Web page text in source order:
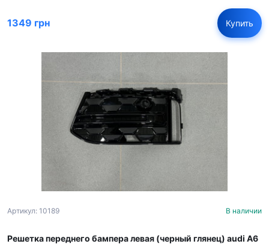
1349 грн Купить
Артикул: 10189 В наличии
Решетка переднего бампера левая (черный глянец) audi A6